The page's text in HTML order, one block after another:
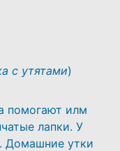
с утятами)
помогают илм
лапки. У
Домашние утки